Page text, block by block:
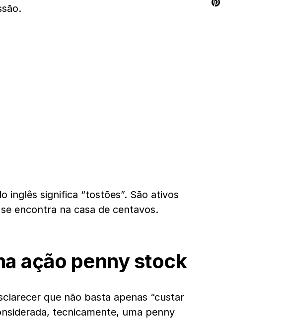
inglês significa “tostões”. São ativos
encontra na casa de centavos.
ação penny stock
que não basta apenas “custar
tecnicamente, uma penny